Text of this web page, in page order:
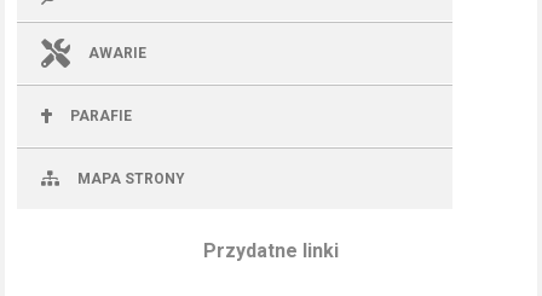
AWARIE
PARAFIE
MAPA STRONY
Przydatne linki